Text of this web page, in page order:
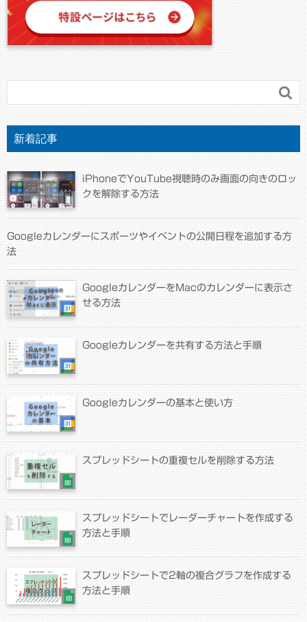

新着記事
iPhoneでYouTube視聴時のみ画面の向きのロッ
クを解除する方法
Googleカレンダーにスポーツやイベントの公開日程を追加する方
法
GoogleカレンダーをMacのカレンダーに表示さ
せる方法
Googleカレンダーを共有する方法と手順
Googleカレンダーの基本と使い方
スプレッドシートの重複セルを削除する方法
スプレッドシートでレーダーチャートを作成する
方法と手順
スプレッドシートで2軸の複合グラフを作成する
方法と手順